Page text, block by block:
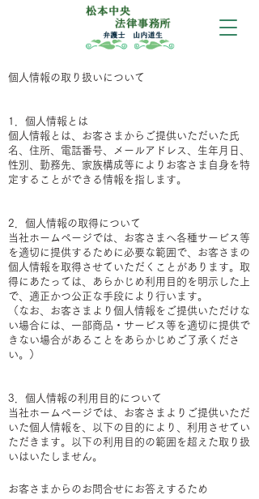
個人情報の取り扱いについて
1．個人情報とは
個人情報とは、お客さまからご提供いただいた氏
名、住所、電話番号、メールアドレス、生年月日、
性別、勤務先、家族構成等によりお客さま自身を特
定することができる情報を指します。
2．個人情報の取得について
当社ホームページでは、お客さまへ各種サービス等
を適切に提供するために必要な範囲で、お客さまの
個人情報を取得させていただくことがあります。取
得にあたっては、あらかじめ利用目的を明示した上
で、適正かつ公正な手段により行います。
（なお、お客さまより個人情報をご提供いただけな
い場合には、一部商品・サービス等を適切に提供で
きない場合があることをあらかじめご了承くださ
い。）
3．個人情報の利用目的について
当社ホームページでは、お客さまよりご提供いただ
いた個人情報を、以下の目的により、利用させてい
ただきます。以下の利用目的の範囲を超えた取り扱
いはいたしません。
お客さまからのお問合せにお答えするため